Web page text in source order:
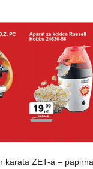
karata ZET-a –